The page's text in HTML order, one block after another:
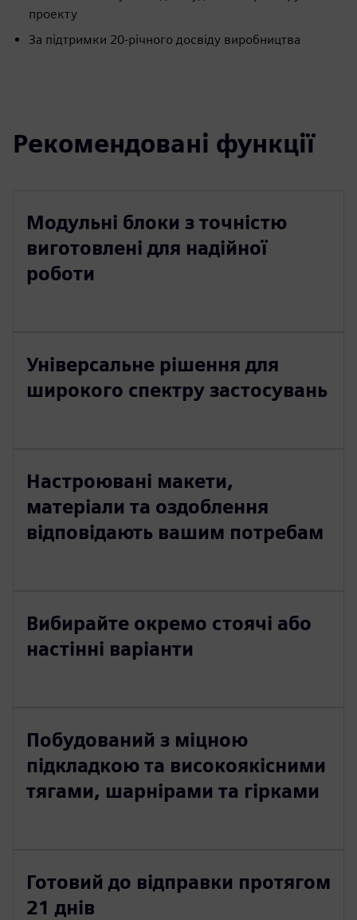
проекту
За підтримки 20-річного досвіду виробництва
Рекомендовані функції
Модульні блоки з точністю
виготовлені для надійної
роботи
Універсальне рішення для
широкого спектру застосувань
Настроювані макети,
матеріали та оздоблення
відповідають вашим потребам
Вибирайте окремо стоячі або
настінні варіанти
Побудований з міцною
підкладкою та високоякісними
тягами, шарнірами та гірками
Готовий до відправки протягом
21 днів